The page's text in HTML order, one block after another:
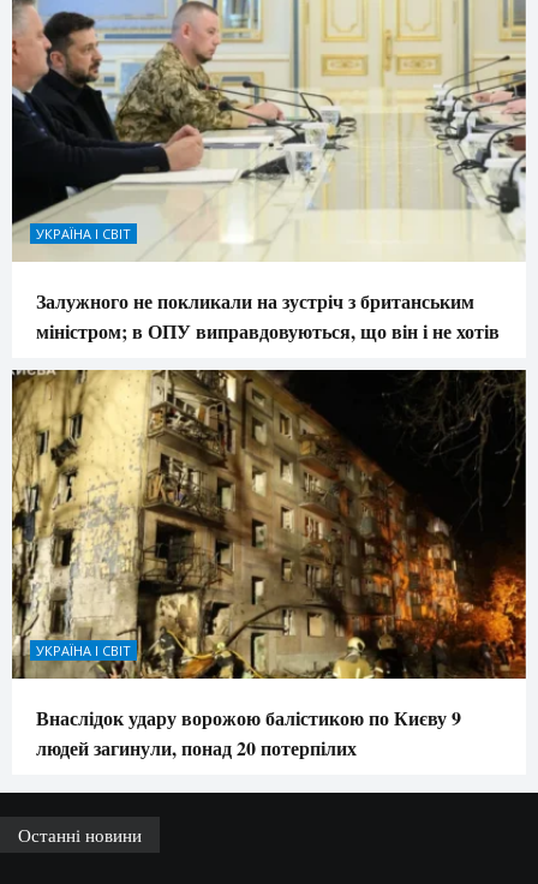
УКРАЇНА І СВІТ
Залужного не покликали на зустріч з британським
міністром; в ОПУ виправдовуються, що він і не хотів
УКРАЇНА І СВІТ
Внаслідок удару ворожою балістикою по Києву 9
людей загинули, понад 20 потерпілих
Останні новини